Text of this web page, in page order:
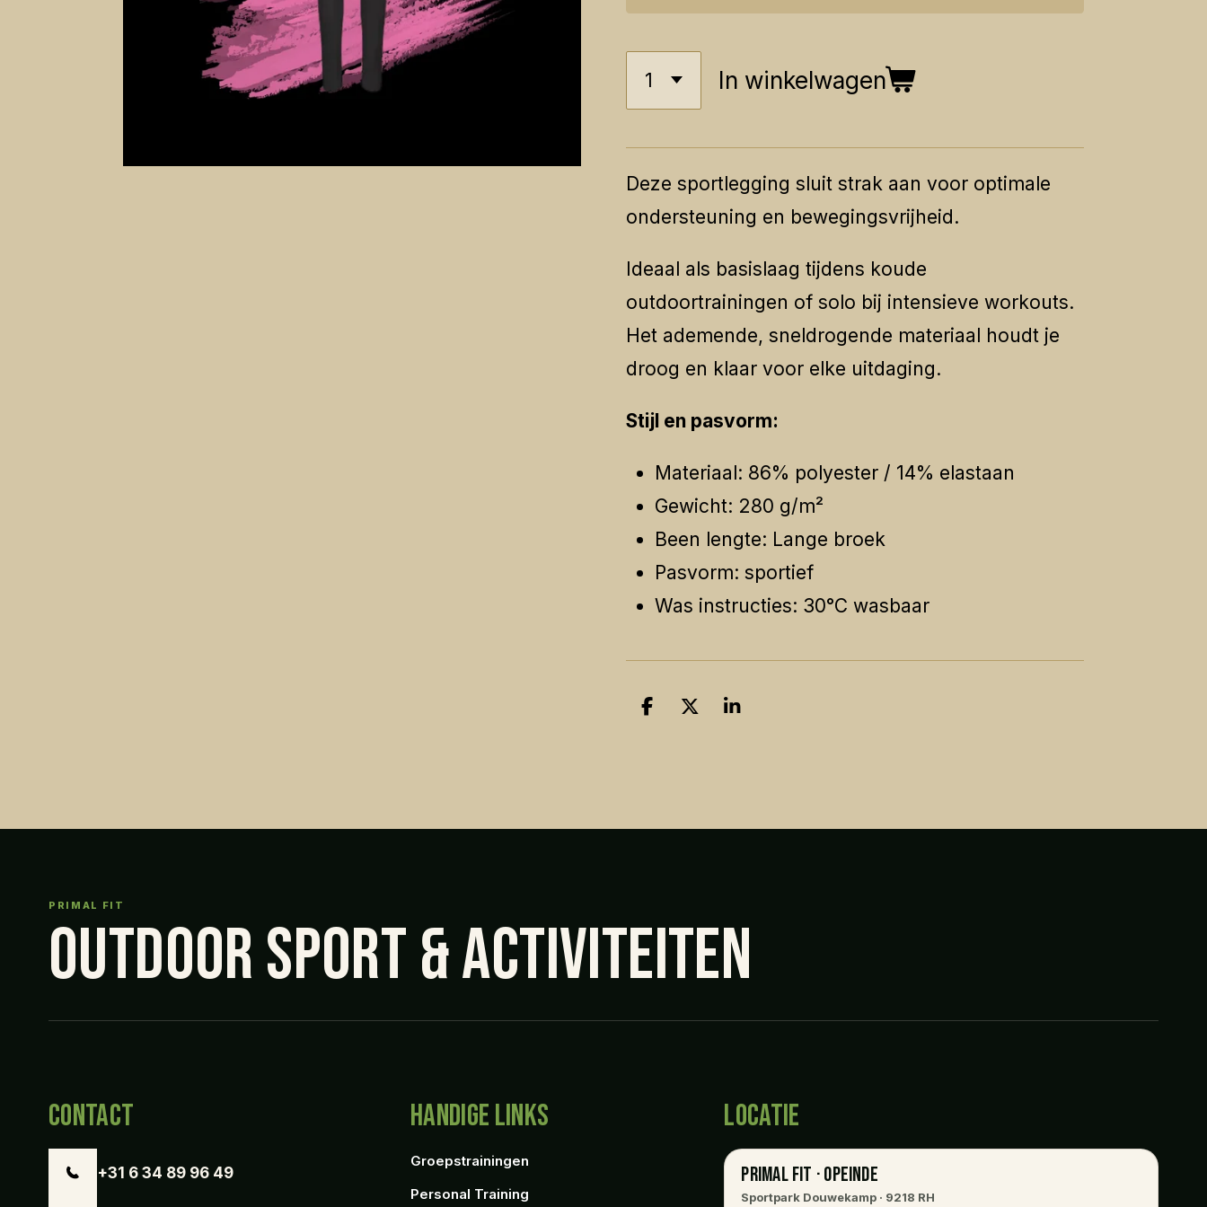
In winkelwagen
Deze sportlegging sluit strak aan voor optimale
ondersteuning en bewegingsvrijheid.
Ideaal als basislaag tijdens koude
outdoortrainingen of solo bij intensieve workouts.
Het ademende, sneldrogende materiaal houdt je
droog en klaar voor elke uitdaging.
Stijl en pasvorm:
Materiaal: 86% polyester / 14% elastaan
Gewicht: 280 g/m²
Been lengte: Lange broek
Pasvorm: sportief
Was instructies: 30°C wasbaar
D
D
S
PRIMAL FIT
OUTDOOR SPORT & ACTIVITEITEN
CONTACT
+31 6 34 89 96 49
HANDIGE LINKS
Groepstrainingen
Personal Training
LOCATIE
PRIMAL FIT · OPEINDE
Sportpark Douwekamp · 9218 RH